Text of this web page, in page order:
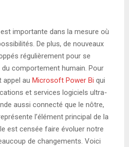
importante dans la mesure où
De plus, de nouveaux
régulièrement pour se
comportement humain. Pour
appel au Microsoft Power Bi qui
et services logiciels ultra-
aussi connecté que le nôtre,
l’élément principal de la
est censée faire évoluer notre
de changements. Voici